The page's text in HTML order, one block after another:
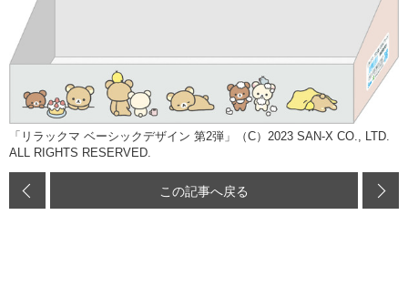
「リラックマ ベーシックデザイン 第2弾」（C）2023 SAN-X CO., LTD.
ALL RIGHTS RESERVED.
この記事へ戻る